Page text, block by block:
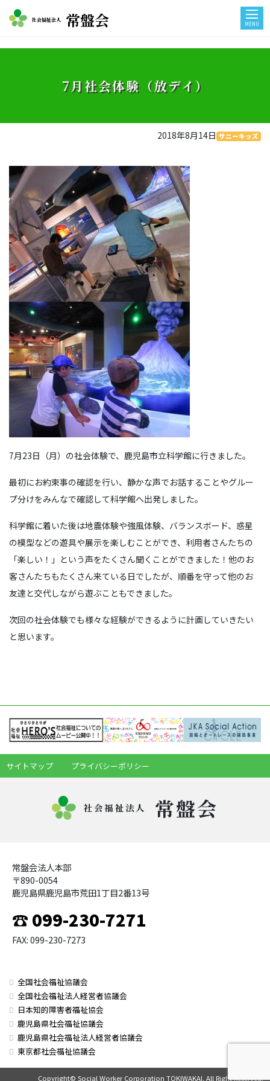
社会福祉法人 常盤会 MENU
7月社会体験（放デイ）
2018年8月14日 サニーキッズ
7月23日（月）の社会体験で、鹿児島市立科学館に行きました。
最初にお約束事の確認を行い、静かな声でお話することやグルー
プ分けをみんなで確認して科学館へ出発しました。
科学館に着いた後は地震体験や強風体験、バランスボード、惑星
の模型などの遊具や展示を楽しむことができ、利用者さんたちの
「楽しい！」という声をたくさん聞くことができました！他のお
客さんたちもたくさん来ている日でしたが、順番を守って他のお
友達と交代しながら遊ぶこともできました。
次回の社会体験でも様々な経験ができるように計画していきたい
と思います。
サイトマップ プライバシーポリシー
社会福祉法人 常盤会
常盤会法人本部
〒890-0054
鹿児島県鹿児島市荒田1丁目2番13号
☎ 099-230-7271
FAX: 099-230-7273
全国社会福祉協議会
全国社会福祉法人経営者協議会
日本知的障害者福祉協会
鹿児島県社会福祉協議会
鹿児島県社会福祉法人経営者協議会
東京都社会福祉協議会
Copyright© Social Worker Corporation TOKIWAKAI. All Right Reserved.